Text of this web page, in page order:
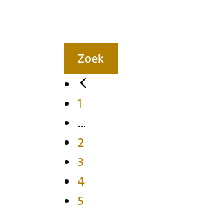
Zoek
1
...
2
3
4
5